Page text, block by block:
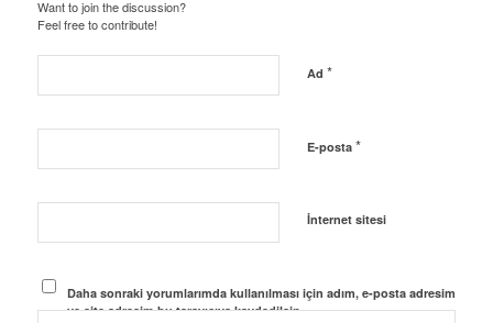
Want to join the discussion?
Feel free to contribute!
Ad *
E-posta *
İnternet sitesi
Daha sonraki yorumlarımda kullanılması için adım, e-posta adresim
ve site adresim bu tarayıcıya kaydedilsin.